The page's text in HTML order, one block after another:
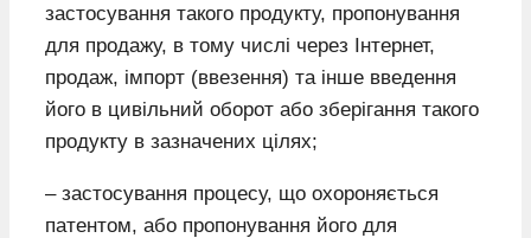
застосування такого продукту, пропонування
для продажу, в тому числі через Інтернет,
продаж, імпорт (ввезення) та інше введення
його в цивільний оборот або зберігання такого
продукту в зазначених цілях;
– застосування процесу, що охороняється
патентом, або пропонування його для